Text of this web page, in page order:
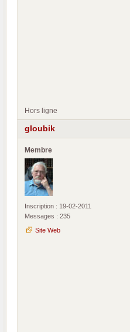
Hors ligne
gloubik
Membre
Inscription : 19-02-2011
Messages : 235
Site Web